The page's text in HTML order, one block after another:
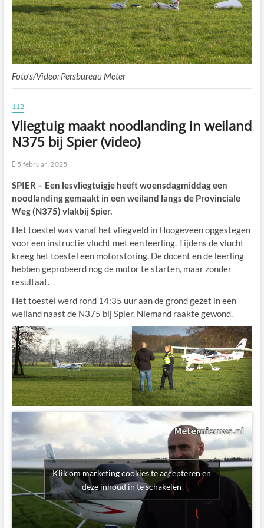
Foto's/Video: Persbureau Meter
112
Vliegtuig maakt noodlanding in weiland
N375 bij Spier (video)
5 februari 2025
SPIER – Een lesvliegtuigje heeft woensdagmiddag een
noodlanding gemaakt in een weiland langs de Provinciale
Weg (N375) vlakbij Spier.
Het toestel was vanaf het vliegveld in Hoogeveen opgestegen
voor een instructie vlucht met een leerling. Tijdens de vlucht
kreeg het toestel een motorstoring. De docent en de leerling
hebben geprobeerd nog de motor te starten, maar zonder
resultaat.
Het toestel werd rond 14:35 uur aan de grond gezet in een
weiland naast de N375 bij Spier. Niemand raakte gewond.
Klik om marketing cookies te accepteren en
deze inhoud in te schakelen